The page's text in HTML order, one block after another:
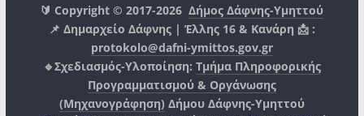
🔰 Copyright © 2017-2026Δήμος Δάφνης-Υμηττού
📌 Δημαρχείο Δάφνης | Έλλης 16 & Κανάρη 📩 :
protokolo@dafni-ymittos.gov.gr
🔹Σχεδιασμός-Υλοποίηση: Τμήμα Πληροφορικής
Προγραμματισμού & Οργάνωσης
(Μηχανογράφηση) Δήμου Δάφνης-Υμηττού